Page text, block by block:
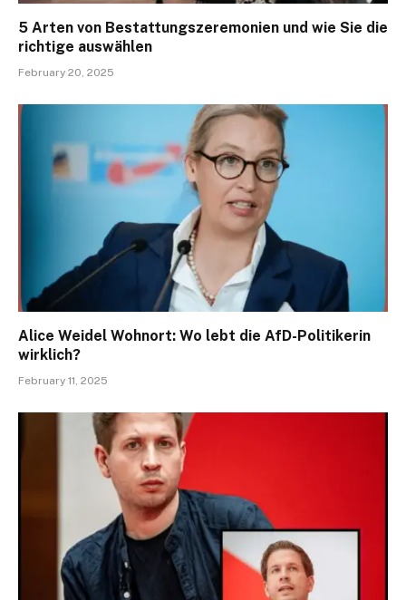
5 Arten von Bestattungszeremonien und wie Sie die
richtige auswählen
February 20, 2025
Alice Weidel Wohnort: Wo lebt die AfD-Politikerin
wirklich?
February 11, 2025